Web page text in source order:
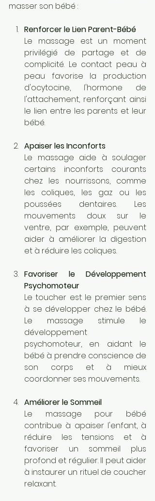
masser son bébé :
Renforcer le Lien Parent-Bébé
Le massage est un moment
privilégié de partage et de
complicité. Le contact peau à
peau favorise la production
d'ocytocine, l'hormone de
l'attachement, renforçant ainsi
le lien entre les parents et leur
bébé.
Apaiser les Inconforts
Le massage aide à soulager
certains inconforts courants
chez les nourrissons, comme
les coliques, les gaz ou les
poussées dentaires. Les
mouvements doux sur le
ventre, par exemple, peuvent
aider à améliorer la digestion
et à réduire les coliques.
Favoriser le Développement
Psychomoteur
Le toucher est le premier sens
à se développer chez le bébé.
Le massage stimule le
développement
psychomoteur, en aidant le
bébé à prendre conscience de
son corps et à mieux
coordonner ses mouvements.
Améliorer le Sommeil
Le massage pour bébé
contribue à apaiser l'enfant, à
réduire les tensions et à
favoriser un sommeil plus
profond et régulier. Il peut aider
à instaurer un rituel de coucher
relaxant.